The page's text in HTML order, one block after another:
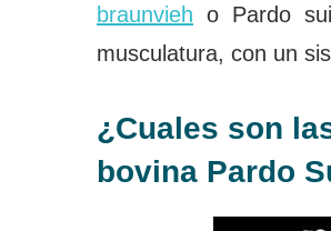
braunvieh o Pardo
musculatura, con un
¿Cuales son
bovina Pardo